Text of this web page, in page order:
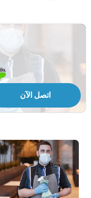
اتصل الآن